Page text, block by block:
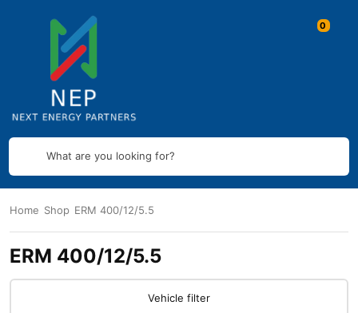
What are you looking for?
Home Shop ERM 400/12/5.5
ERM 400/12/5.5
Vehicle filter